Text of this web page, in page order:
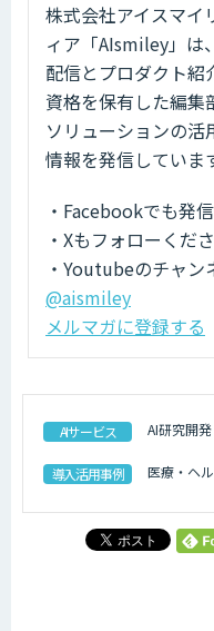
株式会社アイスマイ
ィア「AIsmiley」は
配信とプロダクト紹
資格を保有した編集
ソリューションの活
情報を発信していま
・Facebookでも発
・Xもフォローくだ
・Youtubeのチャン
@aismiley
メルマガに登録する
AIサービス AI研究開発
導入活用事例 医療・ヘ